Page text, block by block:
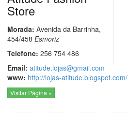
Store
Morada: Avenida da Barrinha,
454/458 Esmoriz
Telefone: 256 754 486
Email: atitude.lojas@gmail.com
www: http://lojas-atitude.blogspot.com/
Visitar Página »